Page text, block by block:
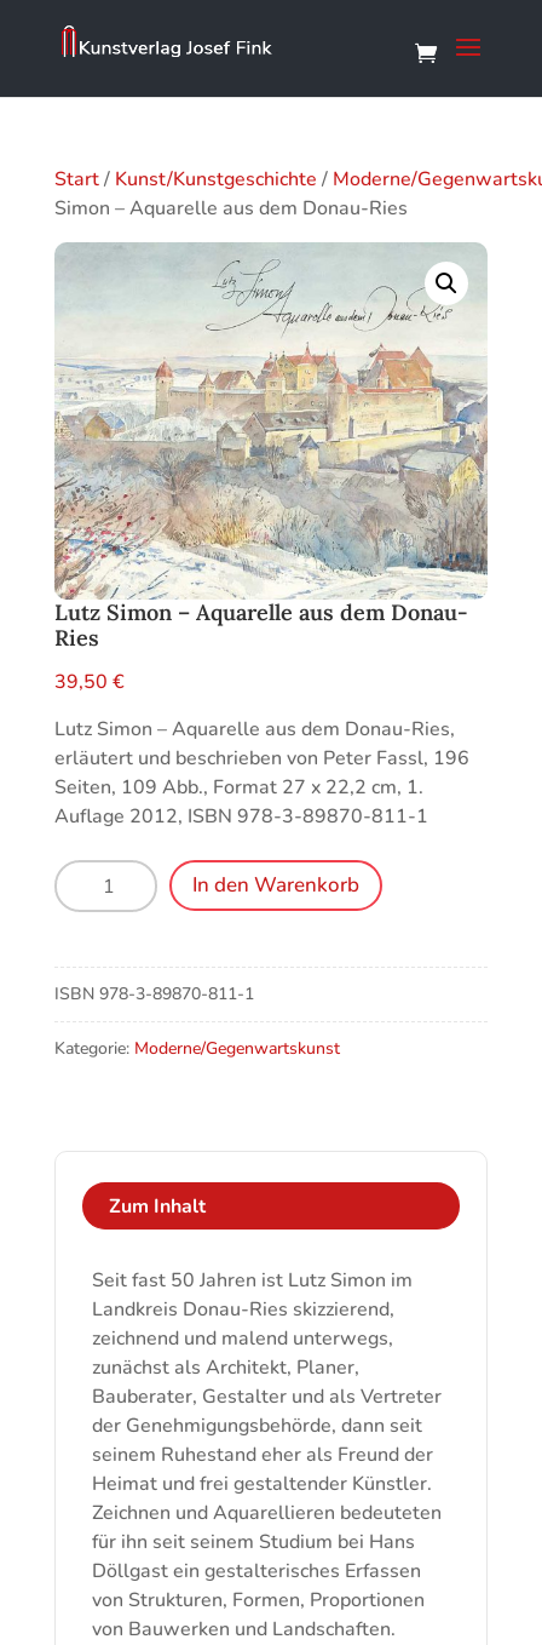
Start/ Kunst/Kunstgeschichte / Moderne/
Simon – Aquarelle aus dem Donau-Ries
Lutz Simon – Aquarelle aus dem Donau-
Ries
39,50 €
Lutz Simon – Aquarelle aus dem Donau-Ries,
erläutert und beschrieben von Peter Fassl, 196
Seiten, 109 Abb., Format 27 x 22,2 cm, 1.
Auflage 2012, ISBN 978-3-89870-811-1
Lutz
Simon
Aquarelle
aus
dem
Donau-
In den Warenkorb
ISBN 978-3-89870-811-1
Kategorie: Moderne/Gegenwartskunst
Zum Inhalt
Seit fast 50 Jahren ist Lutz Simon im
Landkreis Donau-Ries skizzierend,
zeichnend und malend unterwegs,
zunächst als Architekt, Planer,
Bauberater, Gestalter und als Vertreter
der Genehmigungsbehörde, dann seit
seinem Ruhestand eher als Freund der
Heimat und frei gestaltender Künstler.
Zeichnen und Aquarellieren bedeuteten
für ihn seit seinem Studium bei Hans
Döllgast ein gestalterisches Erfassen
von Strukturen, Formen, Proportionen
von Bauwerken und Landschaften.